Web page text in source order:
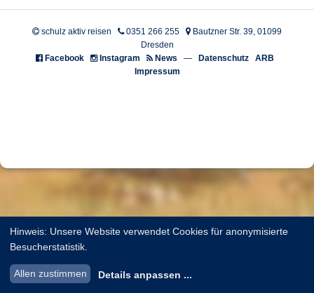
schulz aktiv reisen 0351 266 255
Bautzner Str. 39, 01099
Dresden
Facebook
Instagram News — Datenschutz
ARB
Impressum
Hinweis: Unsere Website verwendet Cookies für anonymisierte
Besucherstatistik.
Allen zustimmen Details anpassen ...